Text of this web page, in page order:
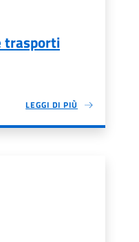
trasporti
LEGGI DI PIÙ